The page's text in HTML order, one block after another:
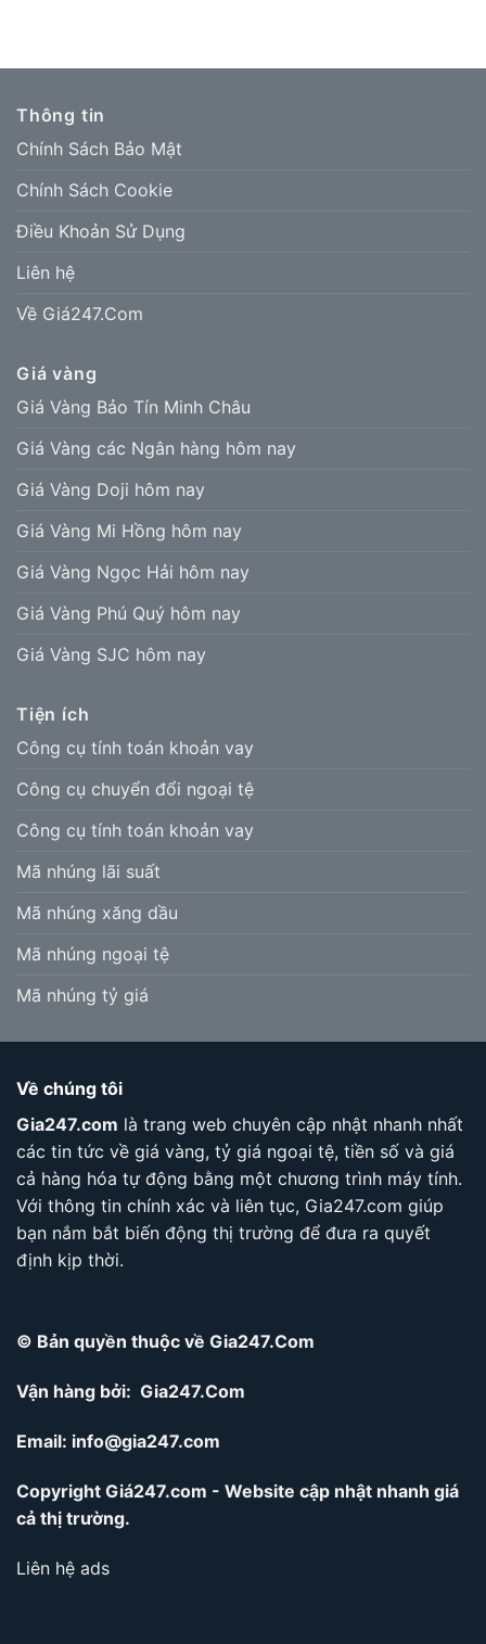
Thông tin
Chính Sách Bảo Mật
Chính Sách Cookie
Điều Khoản Sử Dụng
Liên hệ
Về Giá247.Com
Giá vàng
Giá Vàng Bảo Tín Minh Châu
Giá Vàng các Ngân hàng hôm nay
Giá Vàng Doji hôm nay
Giá Vàng Mi Hồng hôm nay
Giá Vàng Ngọc Hải hôm nay
Giá Vàng Phú Quý hôm nay
Giá Vàng SJC hôm nay
Tiện ích
Công cụ tính toán khoản vay
Công cụ chuyển đổi ngoại tệ
Công cụ tính toán khoản vay
Mã nhúng lãi suất
Mã nhúng xăng dầu
Mã nhúng ngoại tệ
Mã nhúng tỷ giá
Về chúng tôi
Gia247.com là trang web chuyên cập nhật nhanh nhất
các tin tức về giá vàng, tỷ giá ngoại tệ, tiền số và giá
cả hàng hóa tự động bằng một chương trình máy tính.
Với thông tin chính xác và liên tục, Gia247.com giúp
bạn nắm bắt biến động thị trường để đưa ra quyết
định kịp thời.
© Bản quyền thuộc về Gia247.Com
Vận hàng bởi: Gia247.Com
Email: info@gia247.com
Copyright Giá247.com - Website cập nhật nhanh giá
cả thị trường.
Liên hệ ads